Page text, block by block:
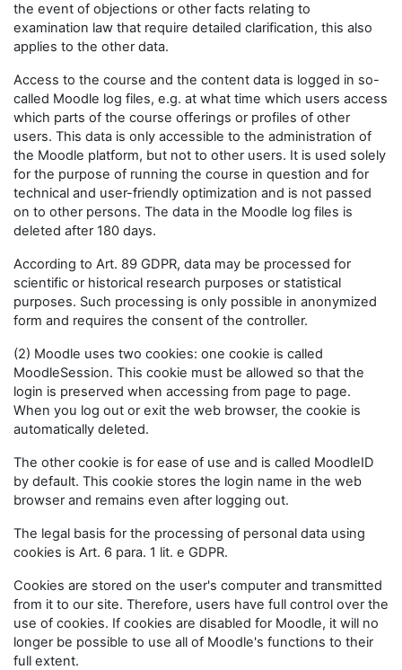
the event of objections or other facts relating to
examination law that require detailed clarification, this also
applies to the other data.
Access to the course and the content data is logged in so-
called Moodle log files, e.g. at what time which users access
which parts of the course offerings or profiles of other
users. This data is only accessible to the administration of
the Moodle platform, but not to other users. It is used solely
for the purpose of running the course in question and for
technical and user-friendly optimization and is not passed
on to other persons. The data in the Moodle log files is
deleted after 180 days.
According to Art. 89 GDPR, data may be processed for
scientific or historical research purposes or statistical
purposes. Such processing is only possible in anonymized
form and requires the consent of the controller.
(2) Moodle uses two cookies: one cookie is called
MoodleSession. This cookie must be allowed so that the
login is preserved when accessing from page to page.
When you log out or exit the web browser, the cookie is
automatically deleted.
The other cookie is for ease of use and is called MoodleID
by default. This cookie stores the login name in the web
browser and remains even after logging out.
The legal basis for the processing of personal data using
cookies is Art. 6 para. 1 lit. e GDPR.
Cookies are stored on the user's computer and transmitted
from it to our site. Therefore, users have full control over the
use of cookies. If cookies are disabled for Moodle, it will no
longer be possible to use all of Moodle's functions to their
full extent.